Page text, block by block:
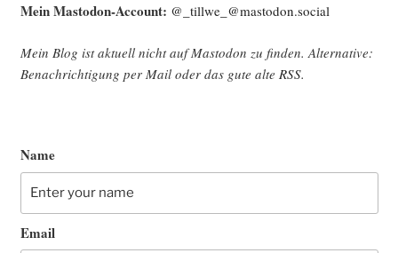
Mein Mast­o­don-Account: @_tillwe_@mastodon.social
Mein Blog ist aktu­ell nicht auf Mast­o­don zu fin­den. Alter­na­ti­ve:
Benach­rich­ti­gung per Mail oder das gute alte RSS.
Name
Email